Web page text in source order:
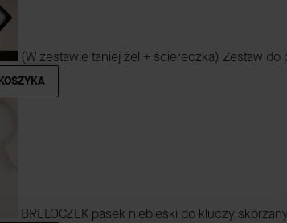
(W zestawie taniej żel + ściereczka) Zestaw do
BRELOCZEK pasek niebieski do kluczy